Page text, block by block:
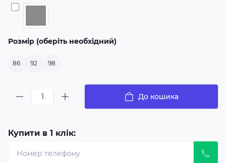
Розмір (оберіть необхідний)
86 92 98
До кошика
Купити в 1 клік: